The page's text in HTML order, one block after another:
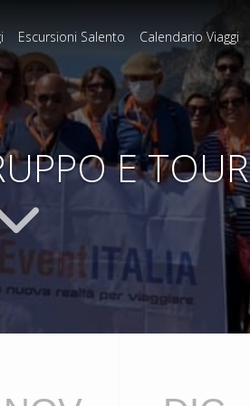
Escursioni Salento Calendario Viaggi
E TOUR